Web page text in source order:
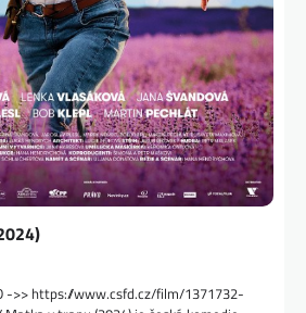
->> https://www.csfd.cz/film/1371732-